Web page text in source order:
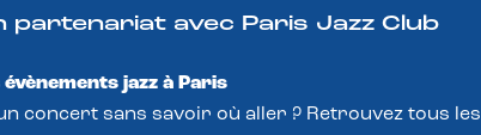
partenariat avec Paris Jazz Club
évènements jazz à Paris
concert sans savoir où aller ? Retrouvez tous les